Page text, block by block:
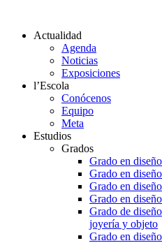
Actualidad
Agenda
Noticias
Exposiciones
l’Escola
Conócenos
Equipo
Meta
Estudios
Grados
Grado en
Grado en
Grado en
Grado en
Grado de
joyería y objeto
Grado en